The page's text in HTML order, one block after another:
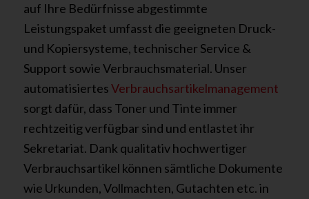
auf Ihre Bedürfnisse abgestimmte
Leistungspaket umfasst die geeigneten Druck-
und Kopiersysteme, technischer Service &
Support sowie Verbrauchsmaterial. Unser
automatisiertesVerbrauchsartikelmanagement
sorgt dafür, dass Toner und Tinte immer
rechtzeitig verfügbar sind und entlastet ihr
Sekretariat. Dank qualitativ hochwertiger
Verbrauchsartikel können sämtliche Dokumente
wie Urkunden, Vollmachten, Gutachten etc. in